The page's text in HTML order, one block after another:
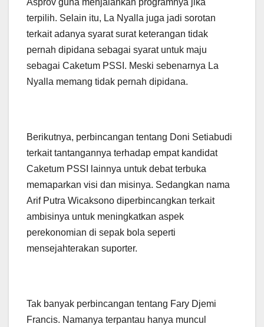
Asprov guna menjalankan programnya jika
terpilih. Selain itu, La Nyalla juga jadi sorotan
terkait adanya syarat surat keterangan tidak
pernah dipidana sebagai syarat untuk maju
sebagai Caketum PSSI. Meski sebenarnya La
Nyalla memang tidak pernah dipidana.
Berikutnya, perbincangan tentang Doni Setiabudi
terkait tantangannya terhadap empat kandidat
Caketum PSSI lainnya untuk debat terbuka
memaparkan visi dan misinya. Sedangkan nama
Arif Putra Wicaksono diperbincangkan terkait
ambisinya untuk meningkatkan aspek
perekonomian di sepak bola seperti
mensejahterakan suporter.
Tak banyak perbincangan tentang Fary Djemi
Francis. Namanya terpantau hanya muncul